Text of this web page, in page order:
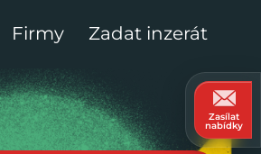
Firmy Zadat inzerát
Zasílat
nabídky